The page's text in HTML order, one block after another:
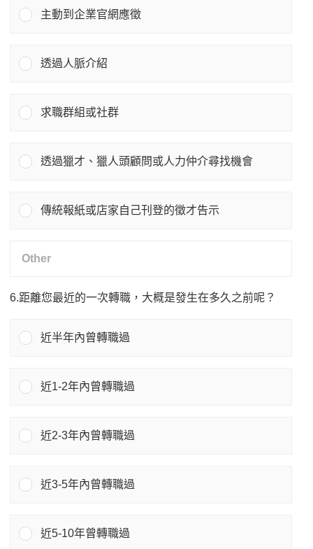
主動到企業官網應徵
透過人脈介紹
求職群組或社群
透過獵才、獵人頭顧問或人力仲介尋找機會
傳統報紙或店家自己刊登的徵才告示
6.距離您最近的一次轉職，大概是發生在多久之前呢？
近半年內曾轉職過
近1-2年內曾轉職過
近2-3年內曾轉職過
近3-5年內曾轉職過
近5-10年曾轉職過